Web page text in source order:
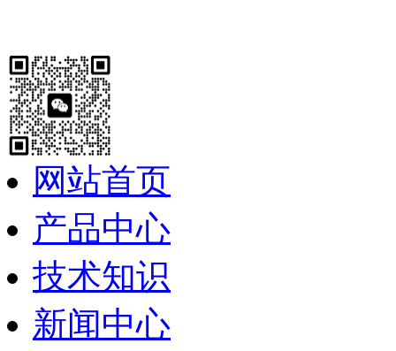
网站首页
产品中心
技术知识
新闻中心